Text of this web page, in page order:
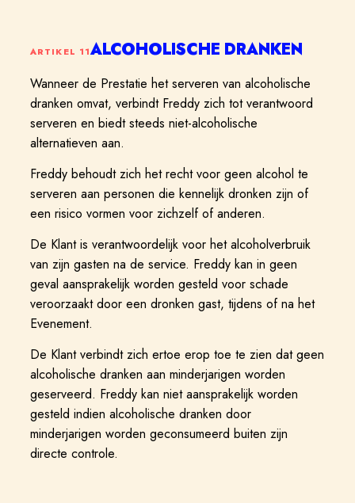
ARTIKEL 11ALCOHOLISCHE DRANKEN
Wanneer de Prestatie het serveren van alcoholische
dranken omvat, verbindt Freddy zich tot verantwoord
serveren en biedt steeds niet-alcoholische
alternatieven aan.
Freddy behoudt zich het recht voor geen alcohol te
serveren aan personen die kennelijk dronken zijn of
een risico vormen voor zichzelf of anderen.
De Klant is verantwoordelijk voor het alcoholverbruik
van zijn gasten na de service. Freddy kan in geen
geval aansprakelijk worden gesteld voor schade
veroorzaakt door een dronken gast, tijdens of na het
Evenement.
De Klant verbindt zich ertoe erop toe te zien dat geen
alcoholische dranken aan minderjarigen worden
geserveerd. Freddy kan niet aansprakelijk worden
gesteld indien alcoholische dranken door
minderjarigen worden geconsumeerd buiten zijn
directe controle.